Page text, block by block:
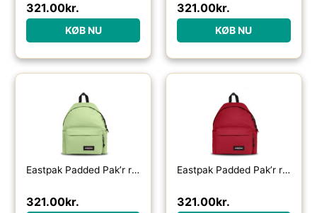
321.00kr.
KØB NU
321.00kr.
KØB NU
Eastpak Padded Pak’r rygsæk 24L-lime green – Skoletasker / -rygsække
321.00kr.
Eastpak Padded Pak’r rygsæk 24L-scarlet red – Skoletasker / -rygsække
321.00kr.